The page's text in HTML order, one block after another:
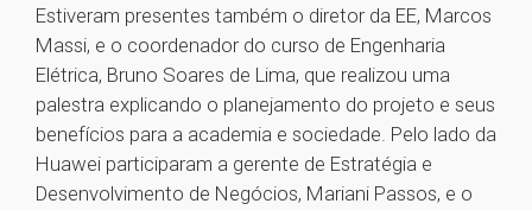
Estiveram presentes também o diretor da EE, Marcos
Massi, e o coordenador do curso de Engenharia
Elétrica, Bruno Soares de Lima, que realizou uma
palestra explicando o planejamento do projeto e seus
benefícios para a academia e sociedade. Pelo lado da
Huawei participaram a gerente de Estratégia e
Desenvolvimento de Negócios, Mariani Passos, e o